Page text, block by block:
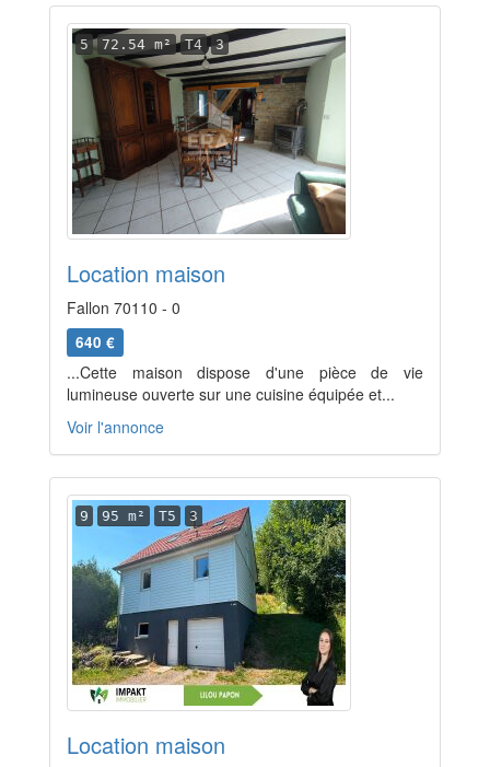
5 72.54 m² T4 3
Location maison
Fallon 70110 - 0
640 €
...Cette maison dispose d'une pièce de vie
lumineuse ouverte sur une cuisine équipée et...
Voir l'annonce
9 95 m² T5 3
Location maison